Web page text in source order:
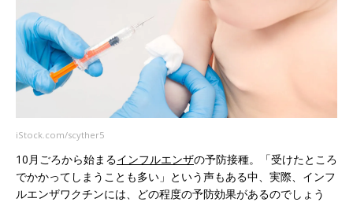
iStock.com/scyther5
10月ごろから始まるインフルエンザの予防接種。「受けたところ
でかかってしまうことも多い」という声もある中、実際、インフ
ルエンザワクチンには、どの程度の予防効果があるのでしょう